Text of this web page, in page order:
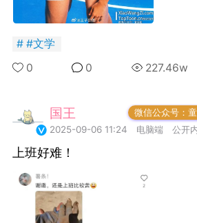
社上线：大家请
免 + 9元短袖秒
SADBOY® 一颗星
独创设计 + 恶搞潮
棉!）先到先得！！
#文学
0
0 227.46w
国王
微信公众号：
2025-09-06 11:24
电脑端 公开
上班好难！